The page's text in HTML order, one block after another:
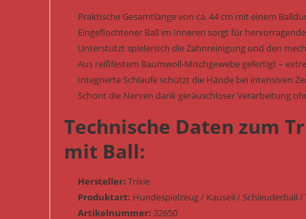
Praktische Gesamtlänge von ca. 44 cm mit einem
Eingeflochtener Ball im Inneren sorgt für
Unterstützt spielerisch die Zahnreinigung und den
Aus reißfestem Baumwoll-Mischgewebe gefertigt –
Integrierte Schlaufe schützt die Hände bei intensiven
Schont die Nerven dank geräuschloser Verarbeitung
Technische Daten zum
mit Ball:
Hersteller: Trixie
Produktart: Hundespielzeug / Kauseil / Schleuderball
Artikelnummer: 32650